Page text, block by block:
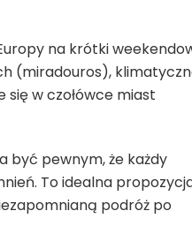
na krótki
(miradouros),
się w czołówce miast
być pewnym, że każdy
To idealna
podróż po